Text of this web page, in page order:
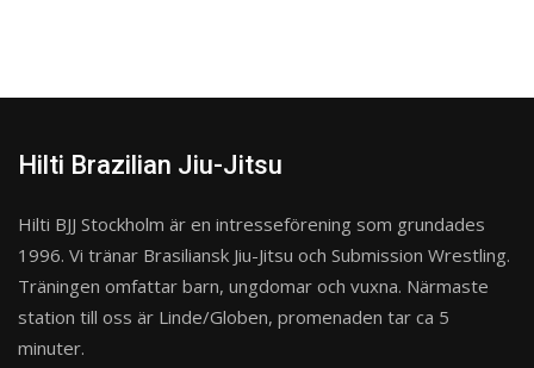
Hilti Brazilian Jiu-Jitsu
Hilti BJJ Stockholm är en intresseförening som grundades
1996. Vi tränar Brasiliansk Jiu-Jitsu och Submission Wrestling.
Träningen omfattar barn, ungdomar och vuxna. Närmaste
station till oss är Linde/Globen, promenaden tar ca 5
minuter.